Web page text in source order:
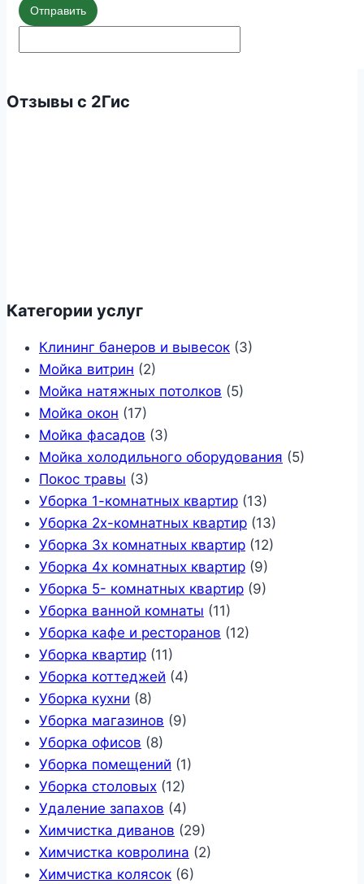
Отправить
Отзывы с 2Гис
Категории услуг
Клининг банеров и вывесок (3)
Мойка витрин (2)
Мойка натяжных потолков (5)
Мойка окон (17)
Мойка фасадов (3)
Мойка холодильного оборудования (5)
Покос травы (3)
Уборка 1-комнатных квартир (13)
Уборка 2х-комнатных квартир (13)
Уборка 3х комнатных квартир (12)
Уборка 4х комнатных квартир (9)
Уборка 5- комнатных квартир (9)
Уборка ванной комнаты (11)
Уборка кафе и ресторанов (12)
Уборка квартир (11)
Уборка коттеджей (4)
Уборка кухни (8)
Уборка магазинов (9)
Уборка офисов (8)
Уборка помещений (1)
Уборка столовых (12)
Удаление запахов (4)
Химчистка диванов (29)
Химчистка ковролина (2)
Химчистка колясок (6)